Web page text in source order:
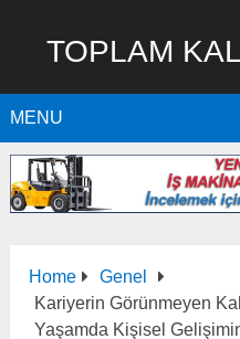
TOPLAM
MENU
Home
Genel
Kariyerin Görünmeyen
Yaşamda Kişisel